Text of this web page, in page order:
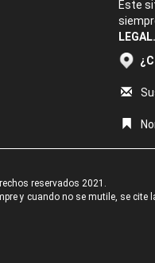
Este
LEGAL.
reservados 2021.
y cuando no se mutile, se cite